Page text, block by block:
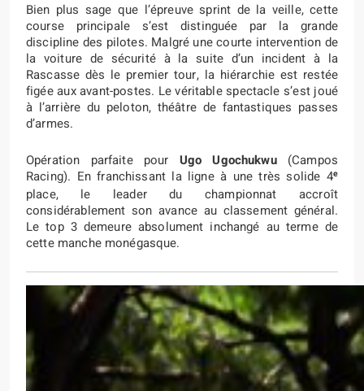
Bien plus sage que l’épreuve sprint de la veille, cette
course principale s’est distinguée par la grande
discipline des pilotes. Malgré une courte intervention de
la voiture de sécurité à la suite d’un incident à la
Rascasse dès le premier tour, la hiérarchie est restée
figée aux avant-postes. Le véritable spectacle s’est joué
à l’arrière du peloton, théâtre de fantastiques passes
d’armes.
Opération parfaite pour Ugo Ugochukwu(Campos
Racing). En franchissant la ligne à une très solide 4e
place, le leader du championnat accroît
considérablement son avance au classement général.
Le top 3 demeure absolument inchangé au terme de
cette manche monégasque.